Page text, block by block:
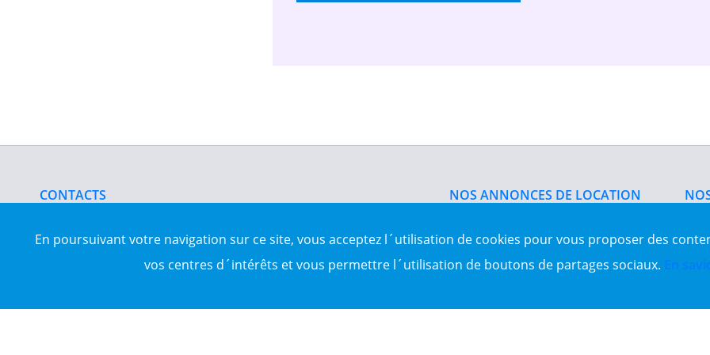
En poursuivant votre navigation sur ce site, vous acceptez l´utilisation de cookies pour vous proposer des
vos centres d´intérêts et vous permettre l´utilisation de boutons de partages sociaux. En
CONTACTS NOS ANNONCES DE LOCATION
Location de local commercial
Location salle des fêtes